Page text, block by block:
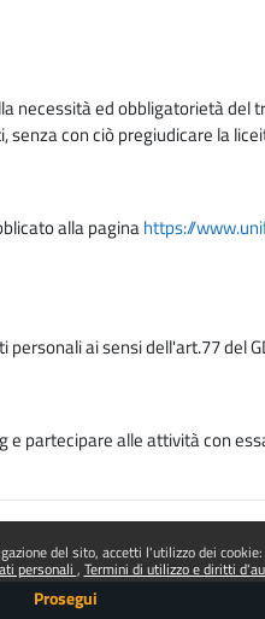
del sito, accetti l'utilizzo dei cookie:
personali Termini di utilizzo e diritti
Prosegui
necessità ed obbligatorietà
con ciò pregiudicare la
alla paginahttps://
ai sensi dell'art.77 del
partecipare alle attività con